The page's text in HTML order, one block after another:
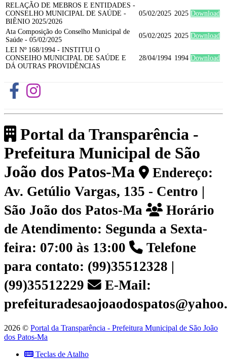
RELAÇÃO DE MEBROS E ENTIDADES -
CONSELHO MUNICIPAL DE SAÚDE -
BIÊNIO 2025/2026
05/02/2025 2025 Download
Ata Composição do Conselho Municipal de
Saúde - 05/02/2025
05/02/2025 2025 Download
LEI Nº 168/1994 - INSTITUI O
CONSEIHO MUNICIPAL DE SAÚDE E
DÁ OUTRAS PROVIDÊNCIAS
28/04/1994 1994 Download
Portal da Transparência -
Prefeitura Municipal de São
João dos Patos-Ma
Endereço:
Av. Getúlio Vargas, 135 - Centro |
São João dos Patos-Ma
Horário
de Atendimento: Segunda a Sexta-
feira: 07:00 às 13:00
Telefone
para contato: (99)35512328 |
(99)35512229
E-Mail:
2026 © Portal da Transparência - Prefeitura Municipal de São João
dos Patos-Ma
Teclas de Atalho